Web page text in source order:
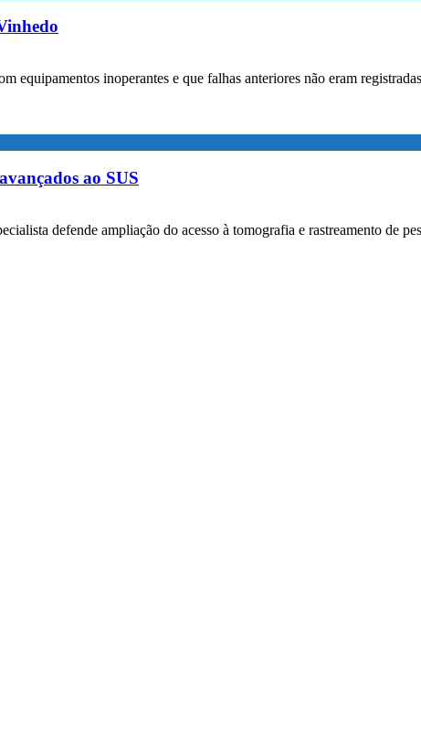
equipamentos inoperantes e que falhas anteriores não eram
ao SUS
defende ampliação do acesso à tomografia e rastreamento de